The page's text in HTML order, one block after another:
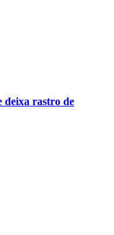
deixa rastro de